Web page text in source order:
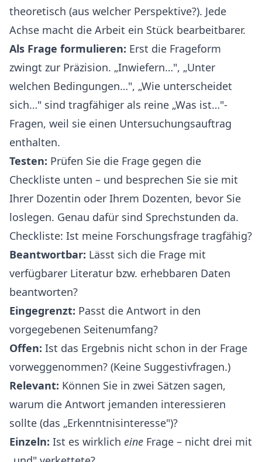
theoretisch (aus welcher Perspektive?). Jede
Achse macht die Arbeit ein Stück bearbeitbarer.
Als Frage formulieren: Erst die Frageform
zwingt zur Präzision. „Inwiefern…", „Unter
welchen Bedingungen…", „Wie unterscheidet
sich…" sind tragfähiger als reine „Was ist…"-
Fragen, weil sie einen Untersuchungsauftrag
enthalten.
Testen: Prüfen Sie die Frage gegen die
Checkliste unten – und besprechen Sie sie mit
Ihrer Dozentin oder Ihrem Dozenten, bevor Sie
loslegen. Genau dafür sind Sprechstunden da.
Checkliste: Ist meine Forschungsfrage tragfähig?
Beantwortbar: Lässt sich die Frage mit
verfügbarer Literatur bzw. erhebbaren Daten
beantworten?
Eingegrenzt: Passt die Antwort in den
vorgegebenen Seitenumfang?
Offen: Ist das Ergebnis nicht schon in der Frage
vorweggenommen? (Keine Suggestivfragen.)
Relevant: Können Sie in zwei Sätzen sagen,
warum die Antwort jemanden interessieren
sollte (das „Erkenntnisinteresse")?
Einzeln: Ist es wirklich eine Frage – nicht drei mit